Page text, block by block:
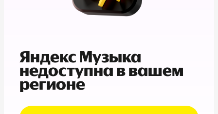
Яндекс Музыка
недоступна в вашем
регионе